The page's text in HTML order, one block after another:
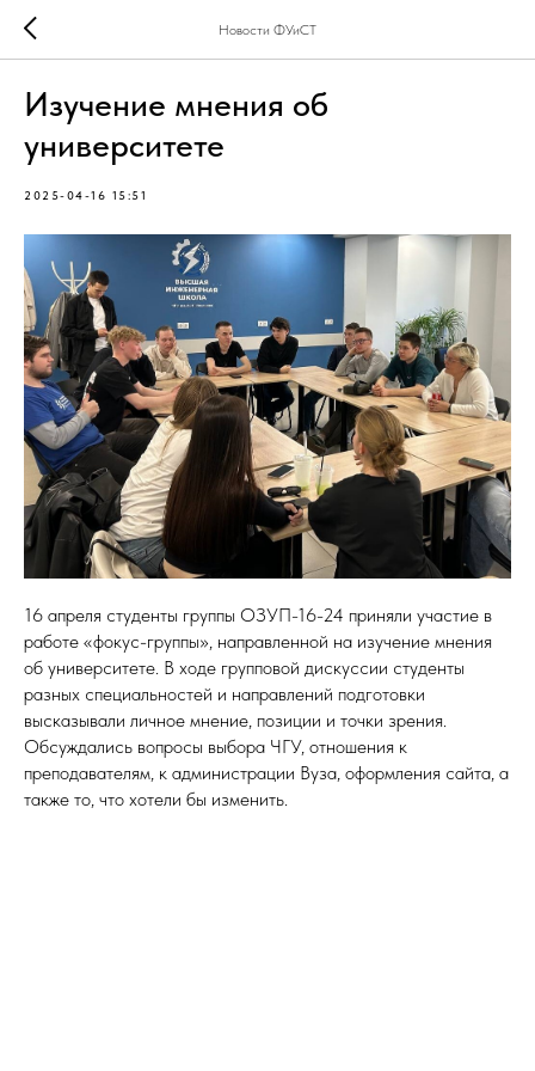
Новости ФУиСТ
Изучение мнения об
университете
2025-04-16 15:51
16 апреля студенты группы ОЗУП-16-24 приняли участие в
работе «фокус-группы», направленной на изучение мнения
об университете. В ходе групповой дискуссии студенты
разных специальностей и направлений подготовки
высказывали личное мнение, позиции и точки зрения.
Обсуждались вопросы выбора ЧГУ, отношения к
преподавателям, к администрации Вуза, оформления сайта, а
также то, что хотели бы изменить.